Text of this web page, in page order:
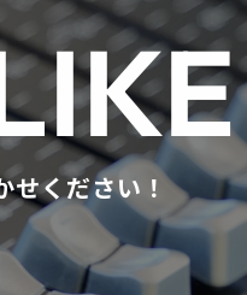
せください！